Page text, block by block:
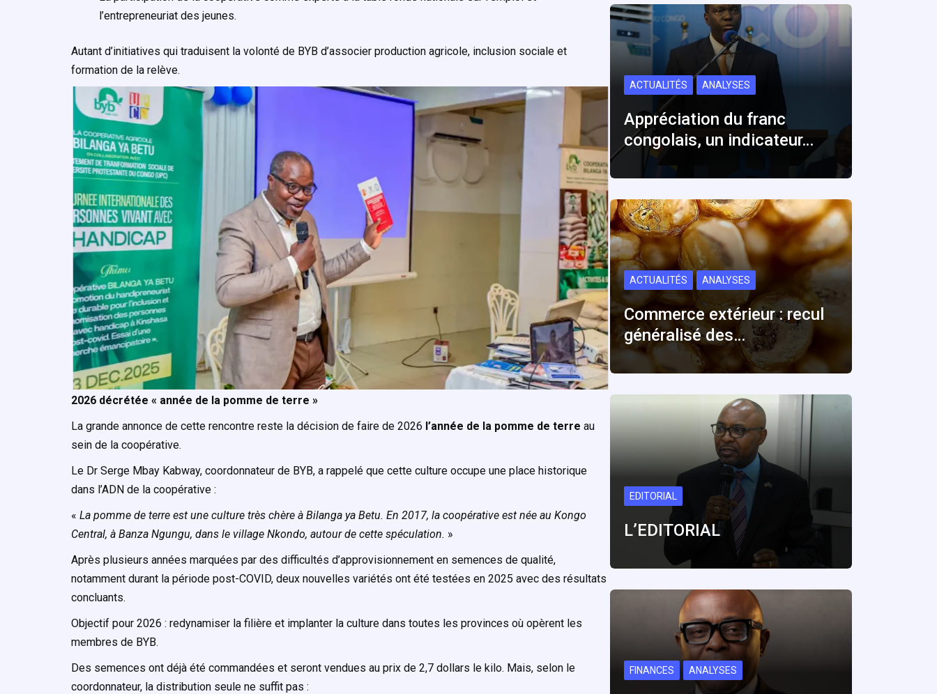
l’entrepreneuriat des jeunes.
Autant d’initiatives qui traduisent la volonté de BYB d’associer production agricole, inclusion sociale et
formation de la relève.
2026 décrétée « année de la pomme de terre »
La grande annonce de cette rencontre reste la décision de faire de 2026 l’année de la pomme de terre au
sein de la coopérative.
Le Dr Serge Mbay Kabway, coordonnateur de BYB, a rappelé que cette culture occupe une place historique
dans l’ADN de la coopérative :
« La pomme de terre est une culture très chère à Bilanga ya Betu. En 2017, la coopérative est née au Kongo
Central, à Banza Ngungu, dans le village Nkondo, autour de cette spéculation. »
Après plusieurs années marquées par des difficultés d’approvisionnement en semences de qualité,
notamment durant la période post-COVID, deux nouvelles variétés ont été testées en 2025 avec des résultats
concluants.
Objectif pour 2026 : redynamiser la filière et implanter la culture dans toutes les provinces où opèrent les
membres de BYB.
Des semences ont déjà été commandées et seront vendues au prix de 2,7 dollars le kilo. Mais, selon le
coordonnateur, la distribution seule ne suffit pas :
ACTUALITÉS ANALYSES
Appréciation du franc
congolais, un indicateur…
ACTUALITÉS ANALYSES
Commerce extérieur : recul
généralisé des…
EDITORIAL
L’EDITORIAL
FINANCES ANALYSES